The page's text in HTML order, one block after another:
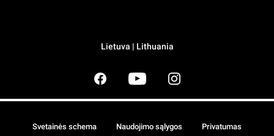
Lietuva | Lithuania
Svetainės schema Naudojimo sąlygos Privatumas